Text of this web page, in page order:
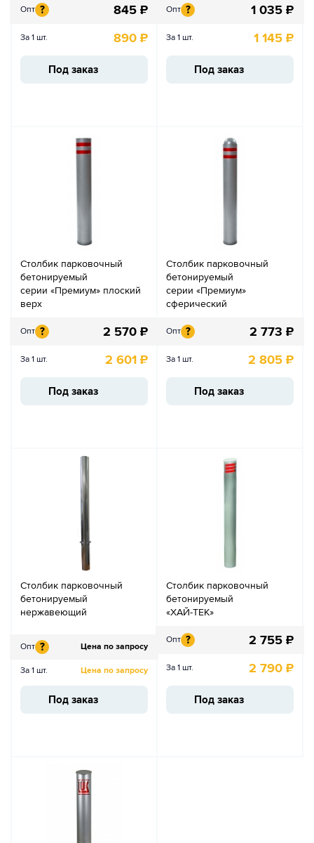
Опт ? 845 ₽
За 1 шт. 890 ₽
Под заказ
Опт ? 1 035 ₽
За 1 шт. 1 145 ₽
Под заказ
Столбик парковочный
бетонируемый
серии «Премиум» плоский
верх
Опт ? 2 570 ₽
За 1 шт. 2 601 ₽
Под заказ
Столбик парковочный
бетонируемый
серии «Премиум»
сферический
Опт ? 2 773 ₽
За 1 шт. 2 805 ₽
Под заказ
Столбик парковочный
бетонируемый
нержавеющий
Опт ? Цена по запросу
За 1 шт. Цена по запросу
Под заказ
Столбик парковочный
бетонируемый
«ХАЙ-ТЕК»
Опт ? 2 755 ₽
За 1 шт. 2 790 ₽
Под заказ